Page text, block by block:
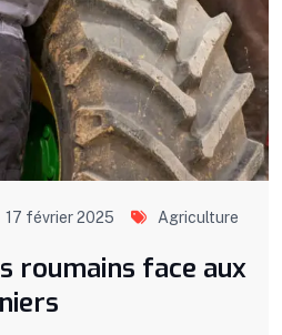
17 février 2025 Agriculture
roumains face aux